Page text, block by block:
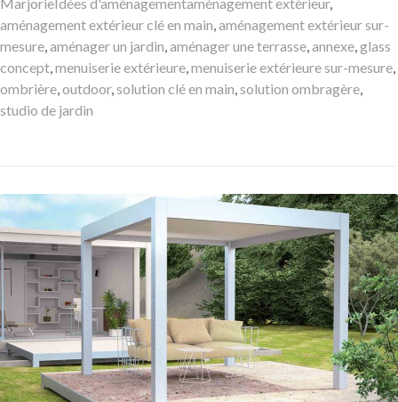
clés
aménagement extérieur clé en main,aménagement extérieur sur-
mesure,aménager un jardin,aménager une terrasse,annexe,glass
concept,menuiserie extérieure,menuiserie extérieure sur-mesure,
ombrière,outdoor,solution clé en main,solution ombragère,
studio de jardin